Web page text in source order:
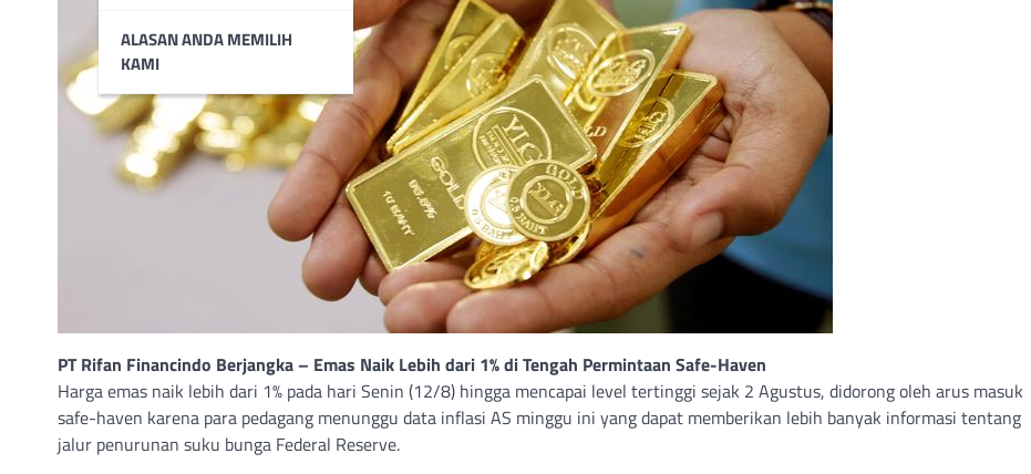
ALASAN ANDA MEMILIH
KAMI
PT Rifan Financindo Berjangka – Emas Naik Lebih dari 1% di Tengah Permintaan Safe-Haven
Harga emas naik lebih dari 1% pada hari Senin (12/8) hingga mencapai level tertinggi sejak 2 Agustus, didorong oleh arus masuk
safe-haven karena para pedagang menunggu data inflasi AS minggu ini yang dapat memberikan lebih banyak informasi tentang
jalur penurunan suku bunga Federal Reserve.